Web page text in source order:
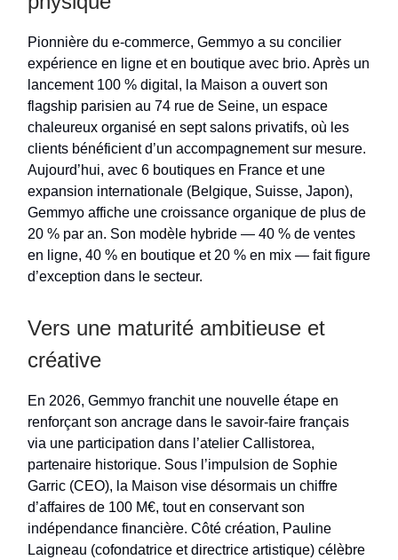
Pionnière du e-commerce, Gemmyo a su concilier
expérience en ligne et en boutique avec brio. Après un
lancement 100 % digital, la Maison a ouvert son
flagship parisien au 74 rue de Seine, un espace
chaleureux organisé en sept salons privatifs, où les
clients bénéficient d’un accompagnement sur mesure.
Aujourd’hui, avec 6 boutiques en France et une
expansion internationale (Belgique, Suisse, Japon),
Gemmyo affiche une croissance organique de plus de
20 % par an. Son modèle hybride — 40 % de ventes
en ligne, 40 % en boutique et 20 % en mix — fait figure
d’exception dans le secteur.
Vers une maturité ambitieuse et
créative
En 2026, Gemmyo franchit une nouvelle étape en
renforçant son ancrage dans le savoir-faire français
via une participation dans l’atelier Callistorea,
partenaire historique. Sous l’impulsion de Sophie
Garric (CEO), la Maison vise désormais un chiffre
d’affaires de 100 M€, tout en conservant son
indépendance financière. Côté création, Pauline
Laigneau (cofondatrice et directrice artistique) célèbre